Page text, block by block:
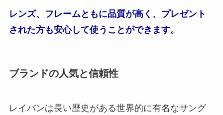
レンズ、フレームともに品質が高く、プレゼント
された方も安心して使うことができます。
ブランドの人気と信頼性
レイバンは長い歴史がある世界的に有名なサング